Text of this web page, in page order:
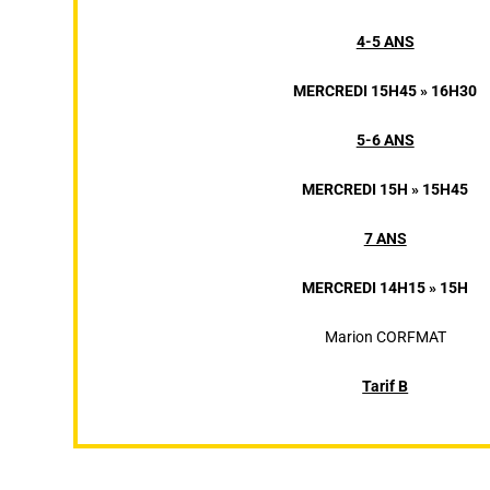
4-5 ANS
MERCREDI 15H45 » 16H30
5-6 ANS
MERCREDI 15H » 15H45
7 ANS
MERCREDI 14H15 » 15H
Marion CORFMAT
Tarif B